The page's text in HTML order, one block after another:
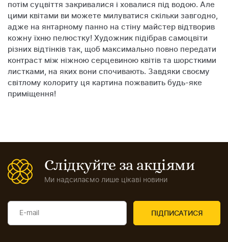
потім суцвіття закривалися і ховалися під водою. Але
цими квітами ви можете милуватися скільки завгодно,
адже на янтарному панно на стіну майстер відтворив
кожну їхню пелюстку! Художник підібрав самоцвіти
різних відтінків так, щоб максимально повно передати
контраст між ніжною серцевиною квітів та шорсткими
листками, на яких вони спочивають. Завдяки своєму
світлому колориту ця картина пожвавить будь-яке
приміщення!
Слідкуйте за акціями
Ми надсилаємо лише цікаві новини